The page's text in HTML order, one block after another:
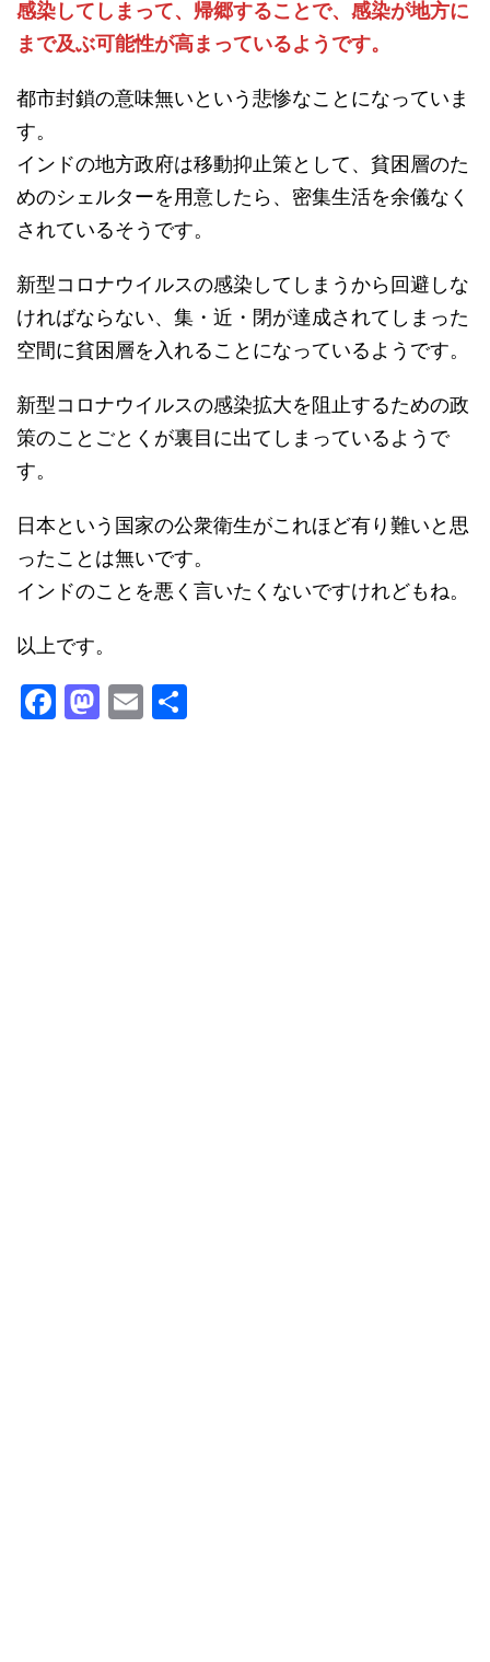
感染してしまって、帰郷することで、感染が地方に
まで及ぶ可能性が高まっているようです。
都市封鎖の意味無いという悲惨なことになっていま
す。
インドの地方政府は移動抑止策として、貧困層のた
めのシェルターを用意したら、密集生活を余儀なく
されているそうです。
新型コロナウイルスの感染してしまうから回避しな
ければならない、集・近・閉が達成されてしまった
空間に貧困層を入れることになっているようです。
新型コロナウイルスの感染拡大を阻止するための政
策のことごとくが裏目に出てしまっているようで
す。
日本という国家の公衆衛生がこれほど有り難いと思
ったことは無いです。
インドのことを悪く言いたくないですけれどもね。
以上です。
F
M E